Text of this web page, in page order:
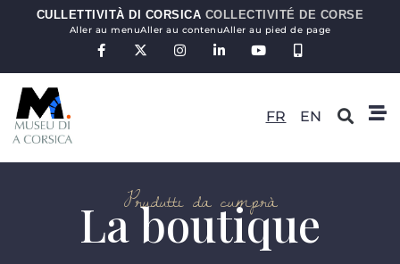
CULLETTIVITÀ DI CORSICA COLLECTIVITÉ DE CORSE
Aller au menuAller au contenuAller au pied de page
FR EN
Prudutti da cumprà
La boutique